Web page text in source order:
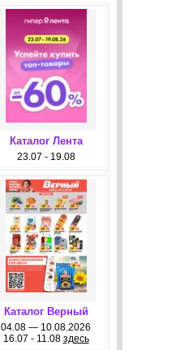
Каталог Лента
23.07 - 19.08
Каталог Верный
04.08 — 10.08.2026
16.07 - 11.08 здесь